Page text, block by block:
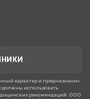
характер и предназначен
должны использовать
рекомендаций. ООО